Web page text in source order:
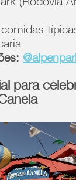
(Rodovia
comidas
para